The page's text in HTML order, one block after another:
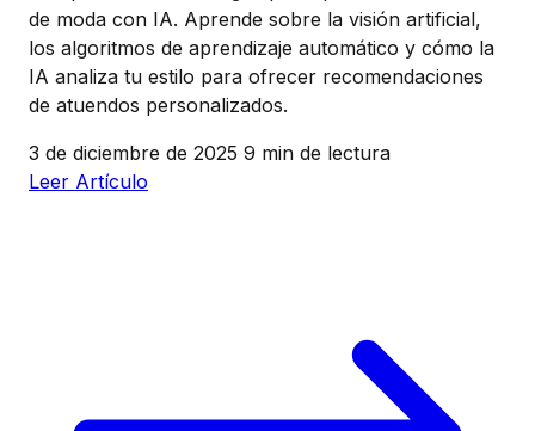
de moda con IA. Aprende sobre la visión artificial,
los algoritmos de aprendizaje automático y cómo la
IA analiza tu estilo para ofrecer recomendaciones
de atuendos personalizados.
3 de diciembre de 2025 9 min de lectura
Leer Artículo